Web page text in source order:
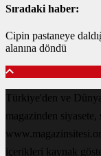
Sıradaki haber:
Cipin pastaneye
alanına döndü
Türkiye'den ve
magazinden
içerikleri kaynak